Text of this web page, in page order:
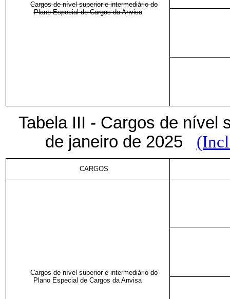
Cargos de nível superior e intermediário do
Plano Especial de Cargos da Anvisa
Tabela III - Cargos de nível
de janeiro de 2025
CARGOS
Cargos de nível superior e intermediário do
Plano Especial de Cargos da Anvisa